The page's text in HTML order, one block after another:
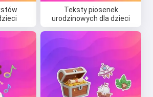
Teksty piosenek
urodzinowych dla dzieci